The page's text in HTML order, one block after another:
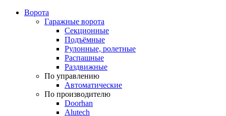
Ворота
Гаражные ворота
Секционные
Подъёмные
Рулонные, ролетные
Распашные
Раздвижные
По управлению
Автоматические
По производителю
Doorhan
Alutech